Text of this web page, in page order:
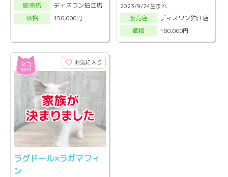
販売店
ディスワン狛江店
価格
150,000円
2023/9/24生まれ
販売店
ディスワン狛江店
価格
180,000円
お気に入り
ラグドール×ラガマフィ
ン